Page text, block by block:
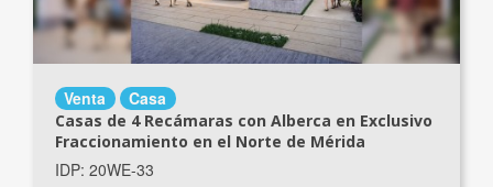
Venta Casa
Casas de 4 Recámaras con Alberca en Exclusivo
Fraccionamiento en el Norte de Mérida
IDP: 20WE-33